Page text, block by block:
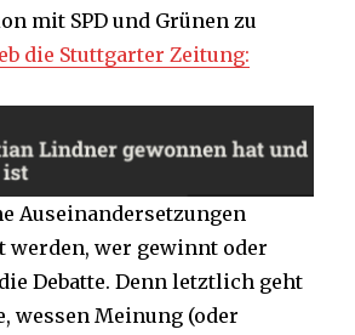
mit SPD und Grünen zu
die Stuttgarter Zeitung:
Auseinandersetzungen
werden, wer gewinnt oder
Debatte. Denn letztlich geht
wessen Meinung (oder